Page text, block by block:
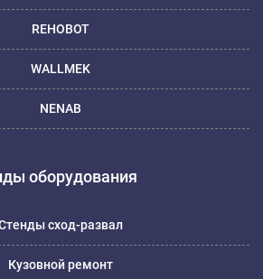
REHOBOT
WALLMEK
NENAB
оборудования
сход-развал
Кузовной ремонт